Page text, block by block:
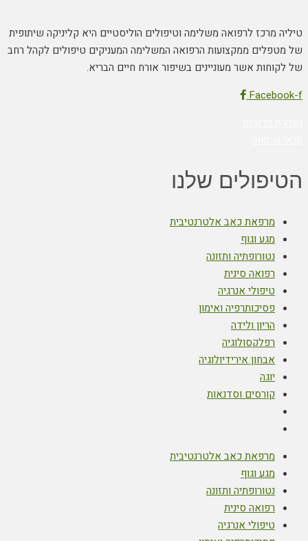
טיליה מרכז לרפואה משלימה וטיפולים הוליסטיים היא קליניקה שיתופית
של מטפלים ממקצועות הרפואה המשלימה המעניקים טיפולים לקהל רחב
של לקוחות אשר מעוניינים בשיפור אורח חיים הבריא.
Facebook-f
הטיפולים שלנו
מרפאת כאב אלטרנטיבית
מגע וגוף
נטורופתיה ותזונה
רפואה סינית
טיפולי אנרגיה
פסיכותרפיה ואימון
הריון ולידה
רפלקסולוגיה
אבחון אירידיולוגיה
יוגה
קורסים וסדנאות
מרפאת כאב אלטרנטיבית
מגע וגוף
נטורופתיה ותזונה
רפואה סינית
טיפולי אנרגיה